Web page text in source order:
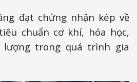
đạt chứng nhận kép về
chuẩn cơ khí, hóa học,
lượng trong quá trình gia